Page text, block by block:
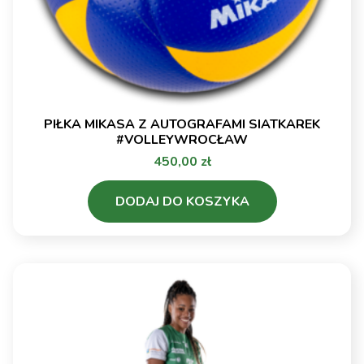
#VolleyWrocław
1
EcoHarpoon
NOWEL LOS
Nowy Dwór
ŁKS
Commercecon
MOYA Radomka
LOTTO Chemik
PIŁKA MIKASA Z AUTOGRAFAMI SIATKAREK
#VOLLEYWROCŁAW
450,00 zł
DODAJ DO KOSZYKA